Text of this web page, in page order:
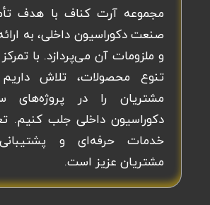
مجموعه آرت کناف با هدف
صنعت دکوراسیون داخلی، به
و ملزومات آن می‌پردازد. با
تنوع محصولات، تلاش
مشتریان را در پروژه‌های
دکوراسیون داخلی جلب کنیم.
خدمات حرفه‌ای و
مشتریان عزیز است.